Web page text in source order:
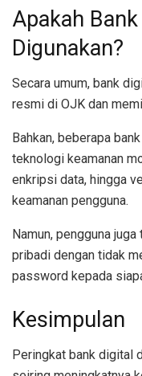
Apakah
Digunakan?
Secara umum, bank
resmi di OJK dan
Bahkan, beberapa
teknologi keamanan
enkripsi data, hingga
keamanan pengguna.
Namun, pengguna
pribadi dengan tidak
password kepada
Kesimpulan
Peringkat bank digital